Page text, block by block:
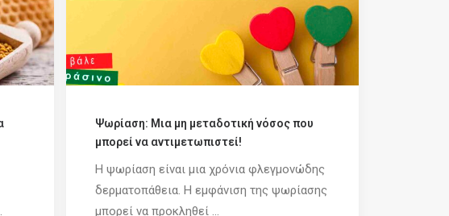
Ψωρίαση: Μια μη μεταδοτική νόσος που
μπορεί να αντιμετωπιστεί!
Η ψωρίαση είναι μια χρόνια φλεγμονώδης
δερματοπάθεια. Η εμφάνιση της ψωρίασης
μπορεί να προκληθεί ...